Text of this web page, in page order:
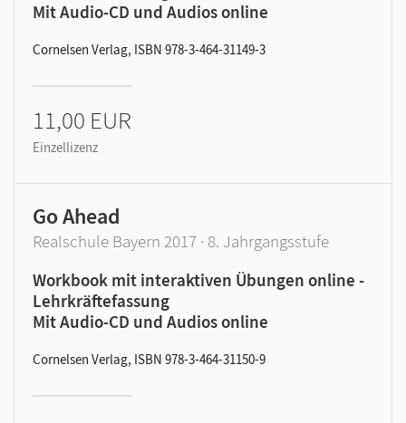
Mit Audio-CD und Audios online
Cornelsen Verlag, ISBN 978-3-464-31149-3
11,00 EUR
Einzellizenz
Go Ahead
Realschule Bayern 2017 · 8. Jahrgangsstufe
Workbook mit interaktiven Übungen online -
Lehrkräftefassung
Mit Audio-CD und Audios online
Cornelsen Verlag, ISBN 978-3-464-31150-9